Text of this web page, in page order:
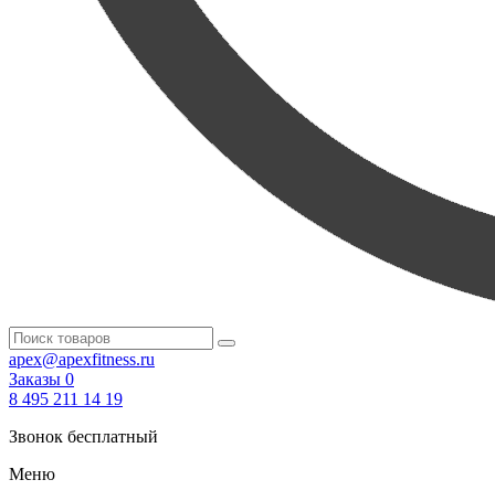
apex@apexfitness.ru
Заказы 0
8 495 211 14 19
Звонок бесплатный
Меню